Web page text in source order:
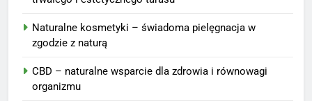
Naturalne kosmetyki – świadoma pielęgnacja w
zgodzie z naturą
CBD – naturalne wsparcie dla zdrowia i równowagi
organizmu